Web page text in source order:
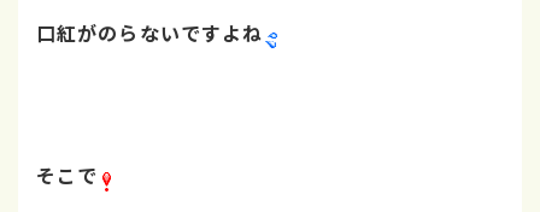
口紅がのらないですよね
そこで